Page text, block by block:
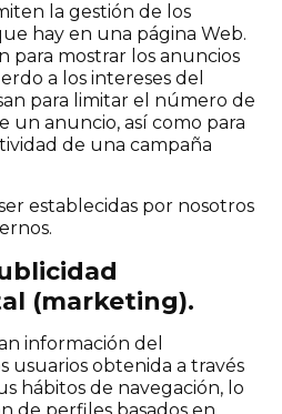
la gestión de los
hay en una página Web.
para mostrar los anuncios
a los intereses del
para limitar el número de
un anuncio, así como para
de una campaña
establecidas por nosotros
(marketing).
información del
usuarios obtenida a través
hábitos de navegación, lo